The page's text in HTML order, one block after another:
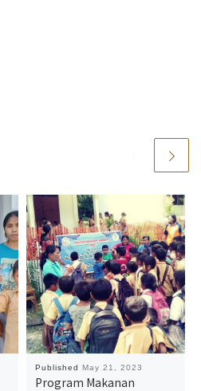
Published May 21, 2023
Program Makanan